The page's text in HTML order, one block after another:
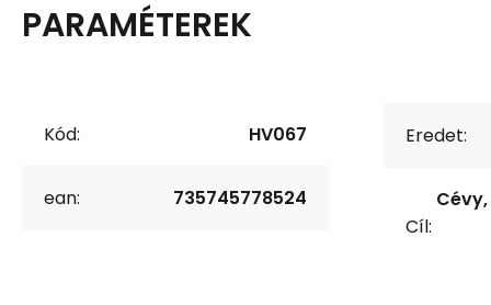
PARAMÉTEREK
Kód: HV067
ean: 735745778524
Eredet:
Cíl: